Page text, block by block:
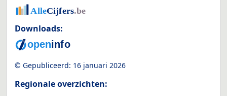
Downloads:
© Gepubliceerd: 16 januari 2026
Regionale overzichten: